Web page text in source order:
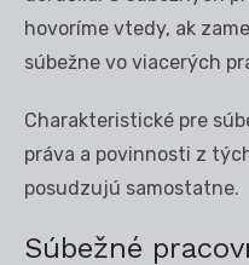
hovoríme vtedy, ak
súbežne vo viacerých
Charakteristické pre
práva a povinnosti z
posudzujú samostatne.
Súbežné